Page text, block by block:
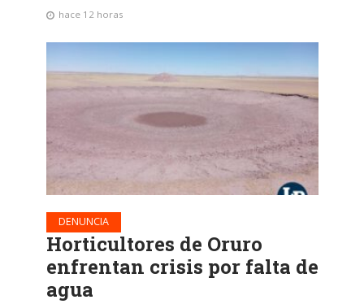
hace 12 horas
DENUNCIA
Horticultores de Oruro
enfrentan crisis por falta de
agua